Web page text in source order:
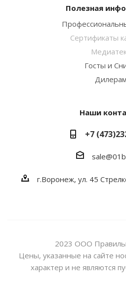
Полезная
Сертификаты
Госты и
Дилерам
Наши
+7
г.Воронеж, ул. 45
2023 ООО
Цены, указанные на сайте
характер и не являются